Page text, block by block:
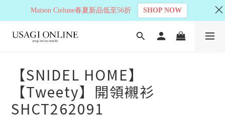
【SNIDEL HOME】
【Tweety】開領襯衫
SHCT262091
Maison Cielune春夏新品低至56折 SHOP NOW